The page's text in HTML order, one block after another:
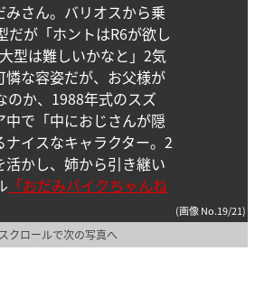
さん。バリオスから乗
だが「ホントはR6が欲し
型は難しいかなと」2気
な容姿だが、お父様が
のか、1988年式のスズ
で「中におじさんが隠
イスなキャラクター。2
活かし、姉から引き継い
「おだみバイクちゃんね
(画像 No.19/21)
クロールで次の写真へ